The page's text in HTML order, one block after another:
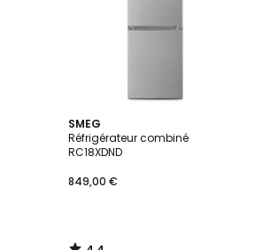
SMEG
Réfrigérateur combiné
RC18XDND
849,00 €
4,4
/ 5